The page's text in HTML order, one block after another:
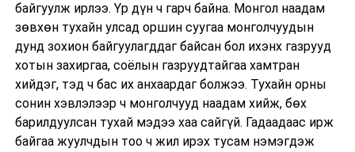
байгуулж ирлээ. Үр дүн ч гарч байна. Монгол наадам
зөвхөн тухайн улсад оршин суугаа монголчуудын
дунд зохион байгуулагддаг байсан бол ихэнх газрууд
хотын захиргаа, соёлын газруудтайгаа хамтран
хийдэг, тэд ч бас их анхаардаг болжээ. Тухайн орны
сонин хэвлэлээр ч монголчууд наадам хийж, бөх
барилдуулсан тухай мэдээ хаа сайгүй. Гадаадаас ирж
байгаа жуулчдын тоо ч жил ирэх тусам нэмэгдэж